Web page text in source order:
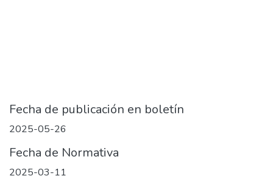
Fecha de publicación en boletín
2025-05-26
Fecha de Normativa
2025-03-11